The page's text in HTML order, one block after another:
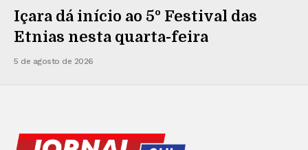
Içara dá início ao 5º Festival das
Etnias nesta quarta-feira
5 de agosto de 2026